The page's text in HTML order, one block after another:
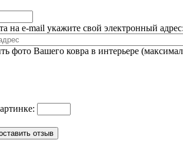
на e-mail укажите свой электронный
фото Вашего ковра в интерьере